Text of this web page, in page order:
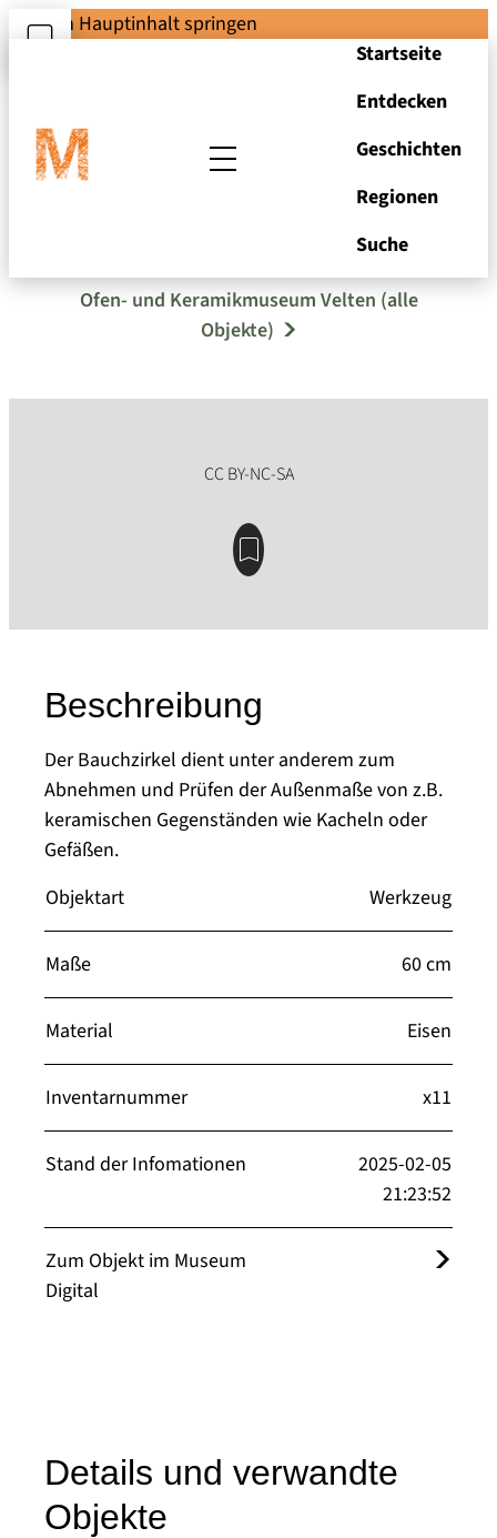
Zum Hauptinhalt springen
Startseite
Entdecken
Geschichten
Regionen
Suche
Taster/Bauchzirkel
Ofen- und Keramikmuseum Velten (alle
Objekte)
Beschreibung
Der Bauchzirkel dient unter anderem zum
Abnehmen und Prüfen der Außenmaße von z.B.
keramischen Gegenständen wie Kacheln oder
Gefäßen.
Objektart
Werkzeug
Maße 60 cm
Material Eisen
Inventarnummer x11
Stand der Infomationen
2025-02-05
21:23:52
Zum Objekt im Museum
Digital
Details und verwandte
Objekte